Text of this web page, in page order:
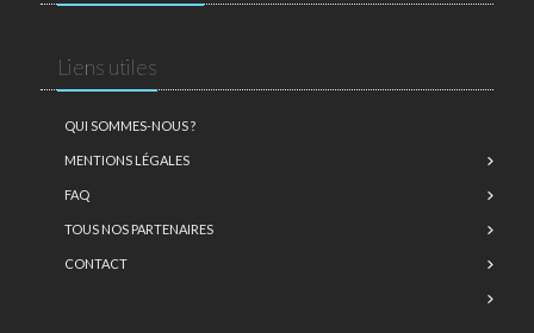
Liens utiles
QUI SOMMES-NOUS ?
MENTIONS LÉGALES
FAQ
TOUS NOS PARTENAIRES
CONTACT